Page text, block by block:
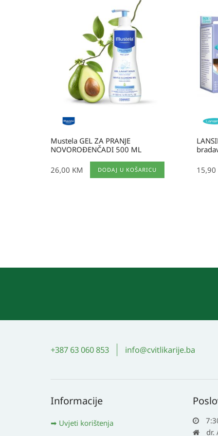
Mustela GEL ZA PRANJE
NOVOROĐENČADI 500 ML
26,00 KM DODAJ U KOŠARICU 15,90
+387 63 060 853 info@cvitlikarije.ba
Informacije
Uvjeti korištenja
dr.